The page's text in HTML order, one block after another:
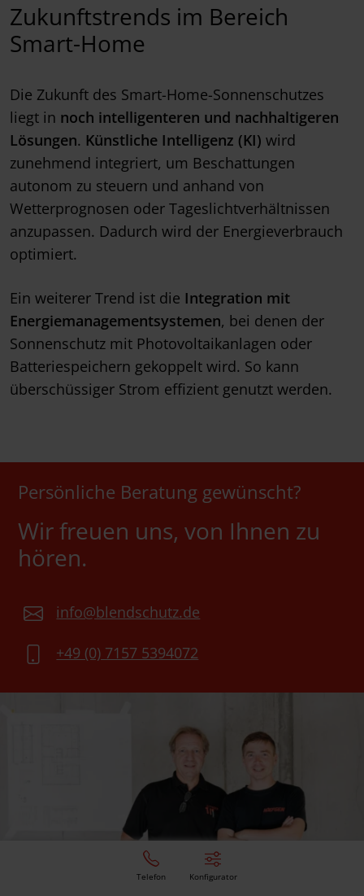
Zukunftstrends im Bereich
Smart-Home
Die Zukunft des Smart-Home-Sonnenschutzes
liegt in noch intelligenteren und nachhaltigeren
Lösungen. Künstliche Intelligenz (KI) wird
zunehmend integriert, um Beschattungen
autonom zu steuern und anhand von
Wetterprognosen oder Tageslichtverhältnissen
anzupassen. Dadurch wird der Energieverbrauch
optimiert.
Ein weiterer Trend ist die Integration mit
Energiemanagementsystemen, bei denen der
Sonnenschutz mit Photovoltaikanlagen oder
Batteriespeichern gekoppelt wird. So kann
überschüssiger Strom effizient genutzt werden.
Persönliche Beratung gewünscht?
Wir freuen uns, von Ihnen zu
hören.
info@blendschutz.de
+49 (0) 7157 5394072
Telefon Konfigurator